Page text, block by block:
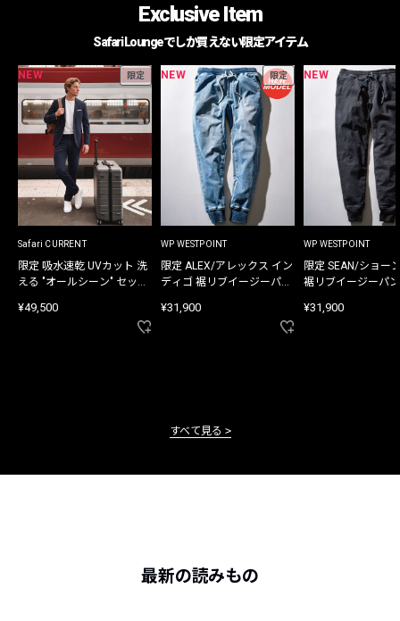
Exclusive Item
Safari Loungeでしか買えない限定アイテム
NEW 限定
Safari CURRENT
限定 吸水速乾 UVカット 洗
える "オールシーン" セット
¥49,500
NEW 限定
WP WESTPOINT
限定 ALEX/アレックス イン
ディゴ 裾リブイージーパン
¥31,900
NEW
WP WESTPOINT
限定 SEAN/ショー
裾リブイージーパ
¥31,900
すべて見る
最新の読みもの